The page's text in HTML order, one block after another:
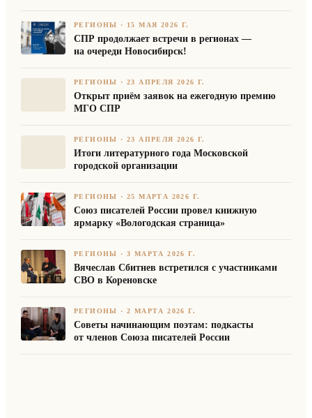
РЕГИОНЫ · 15 МАЯ 2026 Г.
СПР продолжает встречи в регионах —
на очереди Новосибирск!
РЕГИОНЫ ·23 АПРЕЛЯ 2026 Г.
Открыт приём заявок на ежегодную премию
МГО СПР
РЕГИОНЫ ·23 АПРЕЛЯ 2026 Г.
Итоги литературного года Московской
городской организации
РЕГИОНЫ ·25 МАРТА 2026 Г.
Союз писателей России провел книжную
ярмарку «Вологодская страница»
РЕГИОНЫ ·3 МАРТА 2026 Г.
Вячеслав Сбитнев встретился с участниками
СВО в Кореновске
РЕГИОНЫ ·2 МАРТА 2026 Г.
Советы начинающим поэтам: подкасты
от членов Союза писателей России